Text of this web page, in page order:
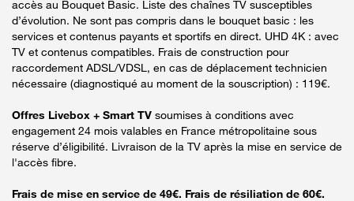
accès au Bouquet Basic. Liste des chaînes TV susceptibles
d’évolution. Ne sont pas compris dans le bouquet basic : les
services et contenus payants et sportifs en direct. UHD 4K : avec
TV et contenus compatibles. Frais de construction pour
raccordement ADSL/VDSL, en cas de déplacement technicien
nécessaire (diagnostiqué au moment de la souscription) : 119€.
Offres Livebox + Smart TV soumises à conditions avec
engagement 24 mois valables en France métropolitaine sous
réserve d’éligibilité. Livraison de la TV après la mise en service de
l'accès fibre.
Frais de mise en service de 49€. Frais de résiliation de 60€.